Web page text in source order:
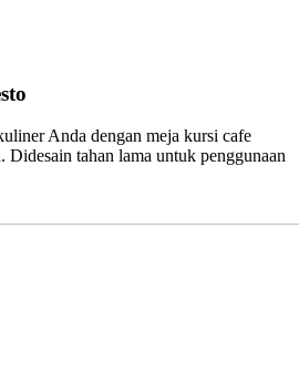
Anda dengan meja kursi cafe
Didesain tahan lama untuk penggunaan